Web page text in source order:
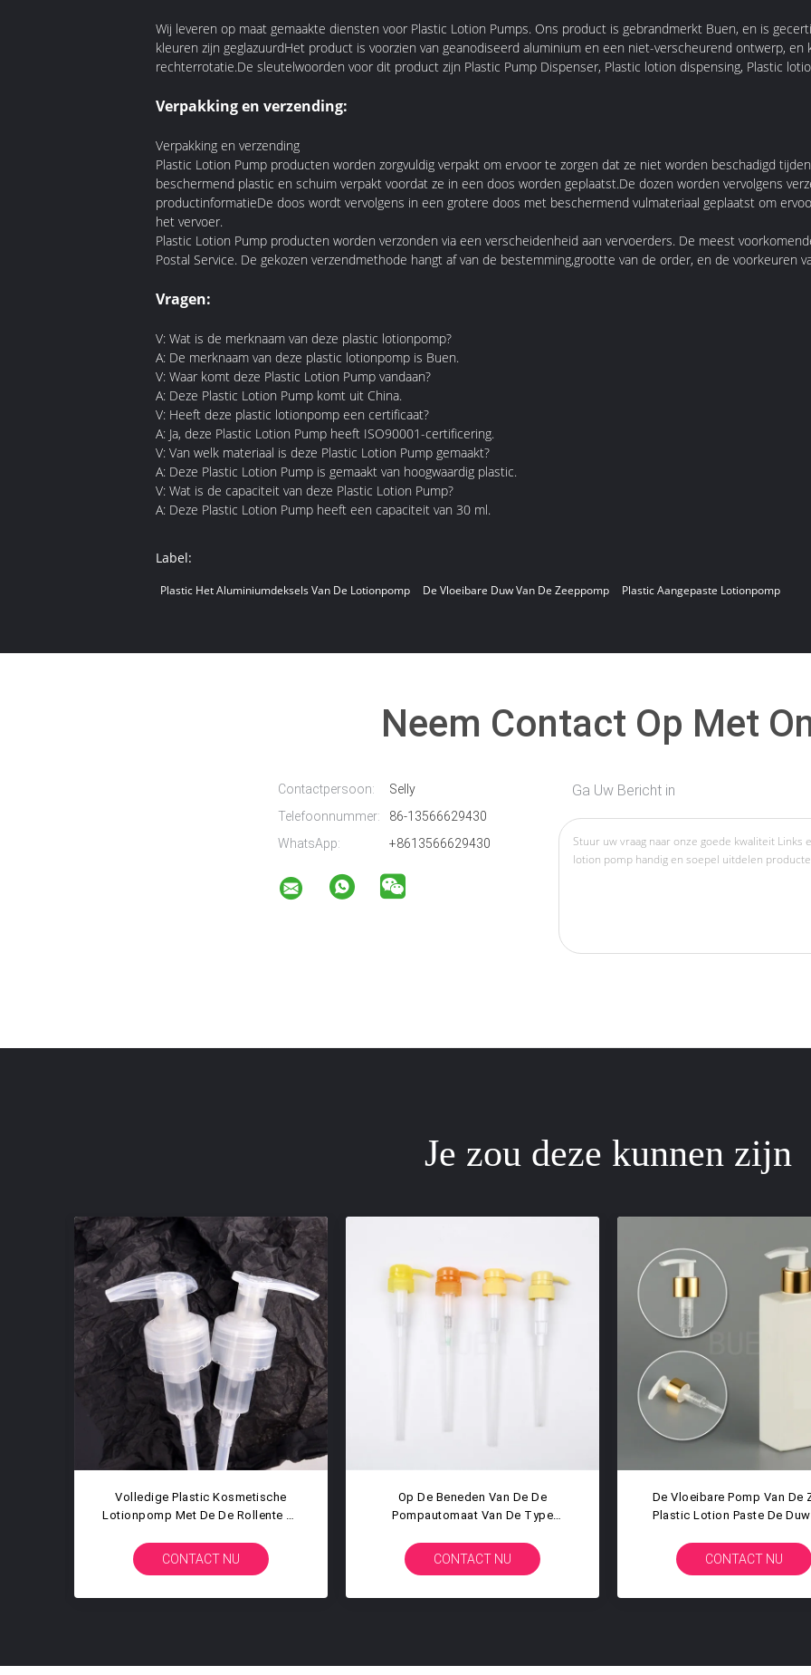
Wij leveren op maat gemaakte diensten voor Plastic Lotion Pumps. Ons product is gebrandmerkt Buen, en is
kleuren zijn geglazuurdHet product is voorzien van geanodiseerd aluminium en een niet-verscheurend ontwerp,
rechterrotatie.De sleutelwoorden voor dit product zijn Plastic Pump Dispenser, Plastic lotion dispensing, Plastic
Verpakking en verzending:
Verpakking en verzending
Plastic Lotion Pump producten worden zorgvuldig verpakt om ervoor te zorgen dat ze niet worden beschadigd
beschermend plastic en schuim verpakt voordat ze in een doos worden geplaatst.De dozen worden vervolgens
productinformatieDe doos wordt vervolgens in een grotere doos met beschermend vulmateriaal geplaatst om
het vervoer.
Plastic Lotion Pump producten worden verzonden via een verscheidenheid aan vervoerders. De meest
Postal Service. De gekozen verzendmethode hangt af van de bestemming,grootte van de order, en de voorkeuren
Vragen:
V: Wat is de merknaam van deze plastic lotionpomp?
A: De merknaam van deze plastic lotionpomp is Buen.
V: Waar komt deze Plastic Lotion Pump vandaan?
A: Deze Plastic Lotion Pump komt uit China.
V: Heeft deze plastic lotionpomp een certificaat?
A: Ja, deze Plastic Lotion Pump heeft ISO90001-certificering.
V: Van welk materiaal is deze Plastic Lotion Pump gemaakt?
A: Deze Plastic Lotion Pump is gemaakt van hoogwaardig plastic.
V: Wat is de capaciteit van deze Plastic Lotion Pump?
A: Deze Plastic Lotion Pump heeft een capaciteit van 30 ml.
Label:
Plastic Het Aluminiumdeksels Van De Lotionpomp De Vloeibare Duw Van De Zeeppomp Plastic Aangepaste Lotionpomp
Neem Contact Op Met
Contactpersoon:
Selly
Telefoonnummer:
86-13566629430
WhatsApp:
+8613566629430
Ga Uw Bericht in
Je zou deze kunnen zijn
Vloeibare Geribbelde Plastic
Morserij 24mm Van De
CONTACT NU
Van De De Roomlotion Van De
Handwas Gerecycleerde Plastic
CONTACT NU
Aangepaste
Plastic Lotionpomp Die
CONTACT NU